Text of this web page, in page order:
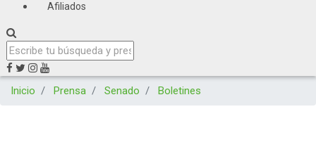
Afiliados
Inicio Prensa Senado Boletines